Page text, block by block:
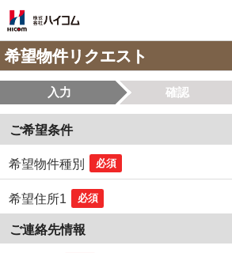
希望物件リクエスト
入力 確認
ご希望条件
希望物件種別 必須
希望住所1 必須
ご連絡先情報